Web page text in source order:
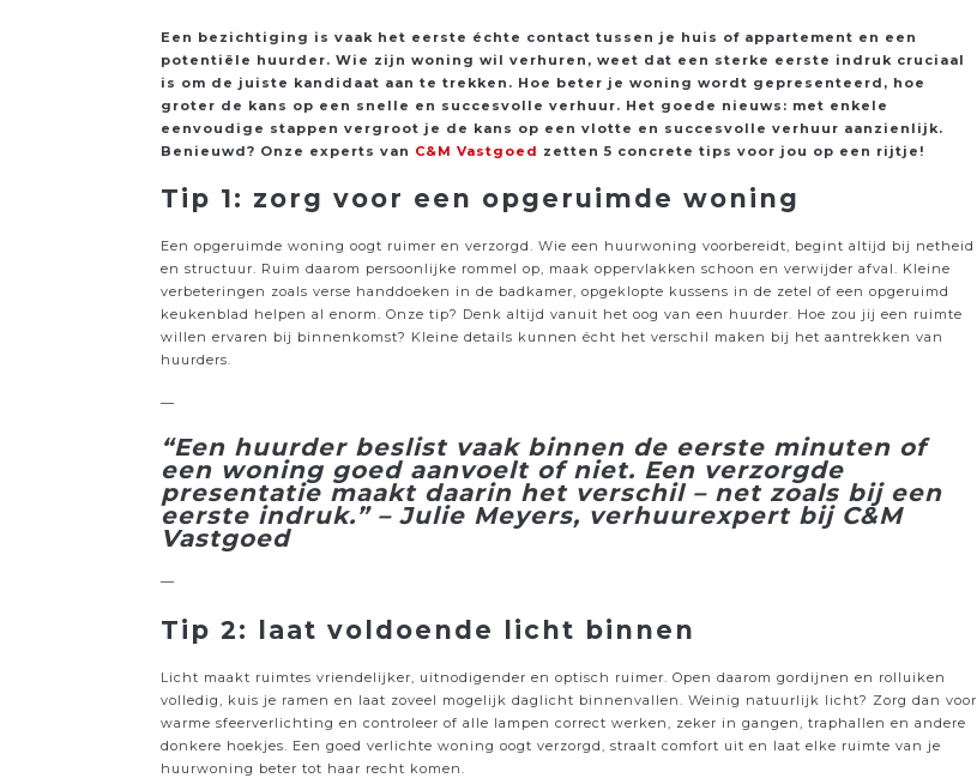
Een bezichtiging is vaak het eerste échte contact tussen je huis of appartement en een
potentiële huurder. Wie zijn woning wil verhuren, weet dat een sterke eerste indruk cruciaal
is om de juiste kandidaat aan te trekken. Hoe beter je woning wordt gepresenteerd, hoe
groter de kans op een snelle en succesvolle verhuur. Het goede nieuws: met enkele
eenvoudige stappen vergroot je de kans op een vlotte en succesvolle verhuur aanzienlijk.
Benieuwd? Onze experts van C&M Vastgoed zetten 5 concrete tips voor jou op een rijtje!
Tip 1: zorg voor een opgeruimde woning
Een opgeruimde woning oogt ruimer en verzorgd. Wie een huurwoning voorbereidt, begint altijd bij netheid
en structuur. Ruim daarom persoonlijke rommel op, maak oppervlakken schoon en verwijder afval. Kleine
verbeteringen zoals verse handdoeken in de badkamer, opgeklopte kussens in de zetel of een opgeruimd
keukenblad helpen al enorm. Onze tip? Denk altijd vanuit het oog van een huurder. Hoe zou jij een ruimte
willen ervaren bij binnenkomst? Kleine details kunnen écht het verschil maken bij het aantrekken van
huurders.
—
“Een huurder beslist vaak binnen de eerste minuten of
een woning goed aanvoelt of niet. Een verzorgde
presentatie maakt daarin het verschil – net zoals bij een
eerste indruk.” – Julie Meyers, verhuurexpert bij C&M
Vastgoed
—
Tip 2: laat voldoende licht binnen
Licht maakt ruimtes vriendelijker, uitnodigender en optisch ruimer. Open daarom gordijnen en rolluiken
volledig, kuis je ramen en laat zoveel mogelijk daglicht binnenvallen. Weinig natuurlijk licht? Zorg dan voor
warme sfeerverlichting en controleer of alle lampen correct werken, zeker in gangen, traphallen en andere
donkere hoekjes. Een goed verlichte woning oogt verzorgd, straalt comfort uit en laat elke ruimte van je
huurwoning beter tot haar recht komen.